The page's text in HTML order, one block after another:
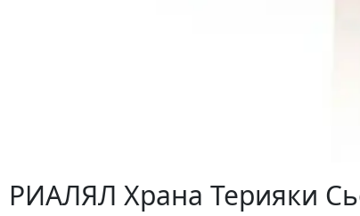
РИАЛЯЛ Храна Терияки